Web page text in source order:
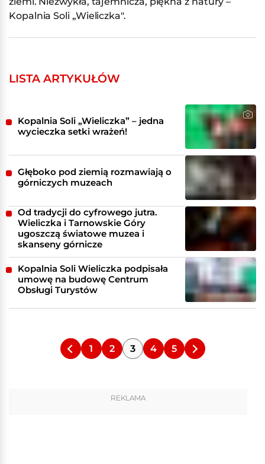
Kopalnia Soli „Wieliczka".
LISTA ARTYKUŁÓW
Kopalnia Soli „Wieliczka” – jedna
wycieczka setki wrażeń!
Głęboko pod ziemią rozmawiają o
górniczych muzeach
Od tradycji do cyfrowego jutra.
Wieliczka i Tarnowskie Góry
ugoszczą światowe muzea i
skanseny górnicze
Kopalnia Soli Wieliczka podpisała
umowę na budowę Centrum
Obsługi Turystów
1 2 3 4 5
REKLAMA